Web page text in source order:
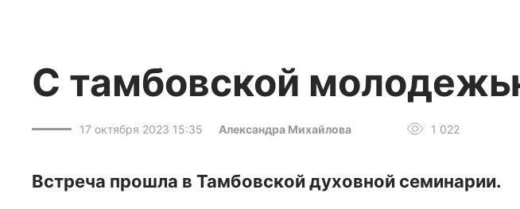
С тамбовской
17 октября 2023 15:35 Александра Михайлова 1 022
Встреча прошла в Тамбовской духовной семинарии.